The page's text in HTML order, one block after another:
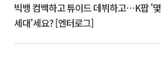
빅뱅 컴백하고 튜이드 데뷔하고⋯K팝 '몇
세대'세요? [엔터로그]